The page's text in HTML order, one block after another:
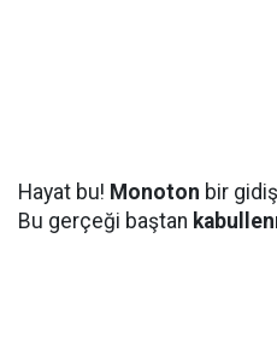
Hayat bu! Monoton bir
Bu gerçeği baştan